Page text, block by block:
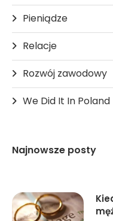
Pieniądze
Relacje
Rozwój zawodowy
We Did It In Poland
Najnowsze posty